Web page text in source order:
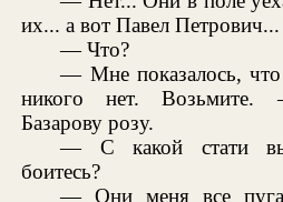
их... а вот Павел
— Что?
— Мне показалось,
никого нет. Возьмите.
Базарову розу.
— С какой стати
боитесь?
— Они меня все